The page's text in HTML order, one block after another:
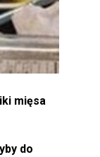
mięsa
do